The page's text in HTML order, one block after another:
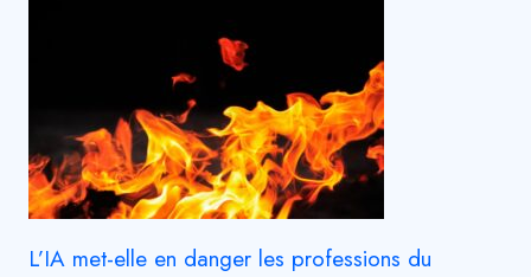
L’IA met-elle en danger les professions du